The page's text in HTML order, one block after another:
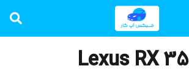
Lexus RX